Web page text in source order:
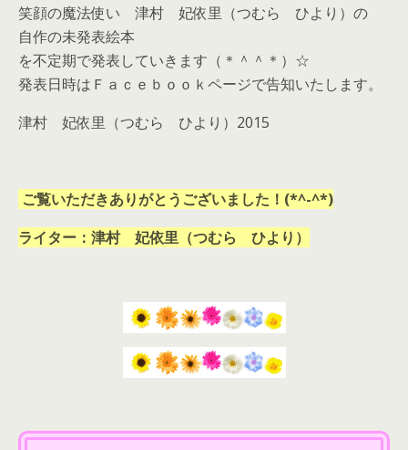
笑顔の魔法使い 津村 妃依里（つむら ひより）の
自作の未発表絵本
を不定期で発表していきます（＊＾＾＊）☆
発表日時はＦａｃｅｂｏｏｋページで告知いたします。
津村 妃依里（つむら ひより）2015
ご覧いただきありがとうございました！(*^-^*)
ライター：津村 妃依里（つむら ひより）